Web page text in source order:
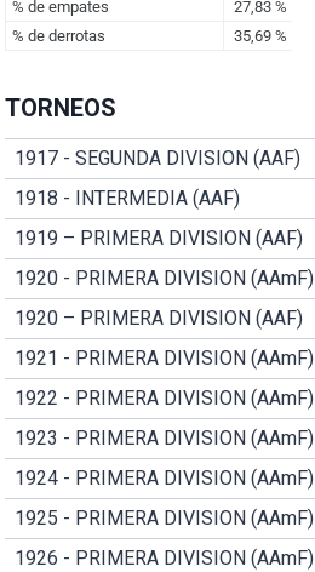
TORNEOS
1917 - SEGUNDA DIVISION (AAF)
1918 - INTERMEDIA (AAF)
1919 – PRIMERA DIVISION (AAF)
1920 - PRIMERA DIVISION (AAmF)
1920 – PRIMERA DIVISION (AAF)
1921 - PRIMERA DIVISION (AAmF)
1922 - PRIMERA DIVISION (AAmF)
1923 - PRIMERA DIVISION (AAmF)
1924 - PRIMERA DIVISION (AAmF)
1925 - PRIMERA DIVISION (AAmF)
1926 - PRIMERA DIVISION (AAmF)